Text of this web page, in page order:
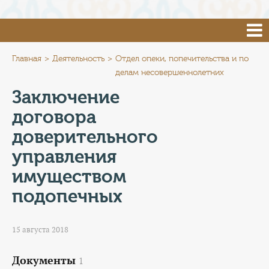
ПРЕСС-ЦЕНТР
ТУРИСТАМ
КОНТАКТЫ
ТАРИФЫ
ГЕРОИ Z
Главная Деятельность
Отдел опеки, попечительства и по
делам несовершеннолетних
Заключение
договора
доверительного
управления
имуществом
подопечных
15 августа 2018
Документы 1